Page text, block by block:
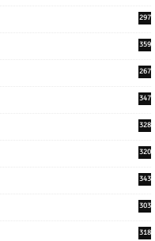
297
359
267
347
328
320
343
303
318